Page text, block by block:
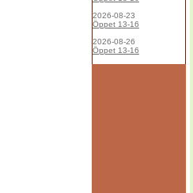
2026-08-23
Öppet 13-16
2026-08-26
Öppet 13-16